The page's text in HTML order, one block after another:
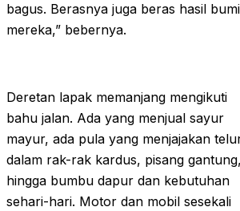
bagus. Berasnya juga beras hasil bumi
mereka,” bebernya.
Deretan lapak memanjang mengikuti
bahu jalan. Ada yang menjual sayur
mayur, ada pula yang menjajakan
dalam rak-rak kardus, pisang gantung,
hingga bumbu dapur dan kebutuhan
sehari-hari. Motor dan mobil sesekali